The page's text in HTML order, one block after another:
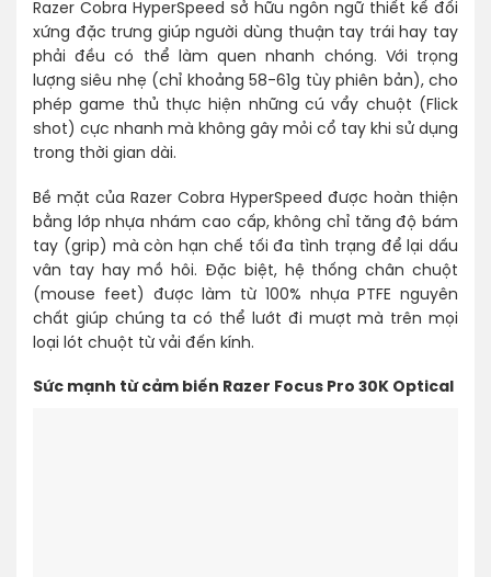
Razer Cobra HyperSpeed sở hữu ngôn ngữ thiết kế đối
xứng đặc trưng giúp người dùng thuận tay trái hay tay
phải đều có thể làm quen nhanh chóng. Với trọng
lượng siêu nhẹ (chỉ khoảng 58-61g tùy phiên bản), cho
phép game thủ thực hiện những cú vẩy chuột (Flick
shot) cực nhanh mà không gây mỏi cổ tay khi sử dụng
trong thời gian dài.
Bề mặt của Razer Cobra HyperSpeed được hoàn thiện
bằng lớp nhựa nhám cao cấp, không chỉ tăng độ bám
tay (grip) mà còn hạn chế tối đa tình trạng để lại dấu
vân tay hay mồ hôi. Đặc biệt, hệ thống chân chuột
(mouse feet) được làm từ 100% nhựa PTFE nguyên
chất giúp chúng ta có thể lướt đi mượt mà trên mọi
loại lót chuột từ vải đến kính.
Sức mạnh từ cảm biến Razer Focus Pro 30K Optical